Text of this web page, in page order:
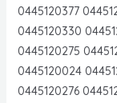
0445120377
0445120330
0445120275
0445120024
0445120276